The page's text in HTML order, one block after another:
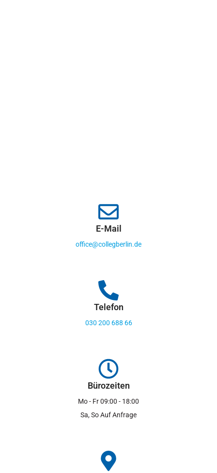
E-Mail
office@collegberlin.de
Telefon
030 200 688 66
Bürozeiten
Mo - Fr 09:00 - 18:00
Sa, So Auf Anfrage